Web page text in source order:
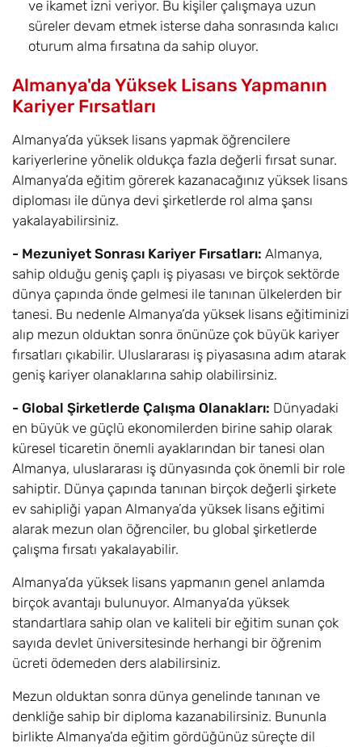
ve ikamet izni veriyor. Bu kişiler çalışmaya uzun
süreler devam etmek isterse daha sonrasında kalıcı
oturum alma fırsatına da sahip oluyor.
Almanya'da Yüksek Lisans Yapmanın
Kariyer Fırsatları
Almanya’da yüksek lisans yapmak öğrencilere
kariyerlerine yönelik oldukça fazla değerli fırsat sunar.
Almanya’da eğitim görerek kazanacağınız yüksek lisans
diploması ile dünya devi şirketlerde rol alma şansı
yakalayabilirsiniz.
- Mezuniyet Sonrası Kariyer Fırsatları: Almanya,
sahip olduğu geniş çaplı iş piyasası ve birçok sektörde
dünya çapında önde gelmesi ile tanınan ülkelerden bir
tanesi. Bu nedenle Almanya’da yüksek lisans eğitiminizi
alıp mezun olduktan sonra önünüze çok büyük kariyer
fırsatları çıkabilir. Uluslararası iş piyasasına adım atarak
geniş kariyer olanaklarına sahip olabilirsiniz.
- Global Şirketlerde Çalışma Olanakları: Dünyadaki
en büyük ve güçlü ekonomilerden birine sahip olarak
küresel ticaretin önemli ayaklarından bir tanesi olan
Almanya, uluslararası iş dünyasında çok önemli bir role
sahiptir. Dünya çapında tanınan birçok değerli şirkete
ev sahipliği yapan Almanya’da yüksek lisans eğitimi
alarak mezun olan öğrenciler, bu global şirketlerde
çalışma fırsatı yakalayabilir.
Almanya’da yüksek lisans yapmanın genel anlamda
birçok avantajı bulunuyor. Almanya’da yüksek
standartlara sahip olan ve kaliteli bir eğitim sunan çok
sayıda devlet üniversitesinde herhangi bir öğrenim
ücreti ödemeden ders alabilirsiniz.
Mezun olduktan sonra dünya genelinde tanınan ve
denkliğe sahip bir diploma kazanabilirsiniz. Bununla
birlikte Almanya’da eğitim gördüğünüz süreçte dil